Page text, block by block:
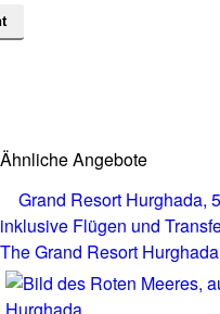
Ähnliche Angebote
Grand Resort Hurghada,
inklusive Flügen und
The Grand Resort